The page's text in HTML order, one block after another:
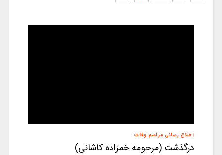
اطلاع رسانی مراسم وفات
درگذشت (مرحومه خمزاده کاشانی)